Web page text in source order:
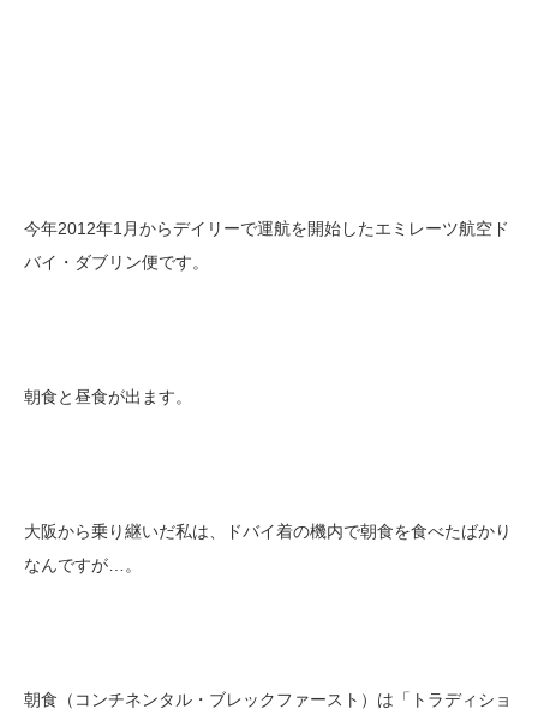
今年2012年1月からデイリーで運航を開始したエミレーツ航空ド
バイ・ダブリン便です。
朝食と昼食が出ます。
大阪から乗り継いだ私は、ドバイ着の機内で朝食を食べたばかり
なんですが…。
朝食（コンチネンタル・ブレックファースト）は「トラディショ